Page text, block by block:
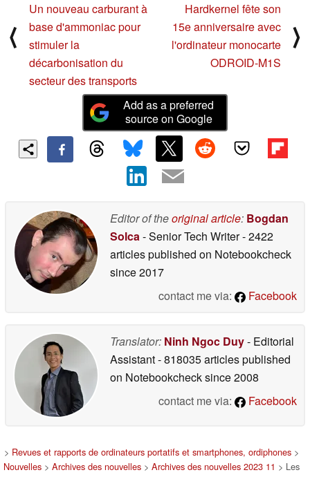
⟨
Un nouveau carburant à
base d'ammoniac pour
stimuler la
décarbonisation du
secteur des transports
Hardkernel fête son
15e anniversaire avec
l'ordinateur monocarte
ODROID-M1S
⟩
Add as a preferred
source on Google
Editor of theoriginal article: Bogdan
Solca- Senior Tech Writer- 2422
articles published on Notebookcheck
since 2017
contact me via:
Facebook
Translator: Ninh Ngoc Duy- Editorial
Assistant- 818035 articles published
on Notebookchecksince 2008
contact me via:
Facebook
> Revues et rapports de ordinateurs portatifs et smartphones, ordiphones >
Nouvelles > Archives des nouvelles > Archives des nouvelles 2023 11 > Les